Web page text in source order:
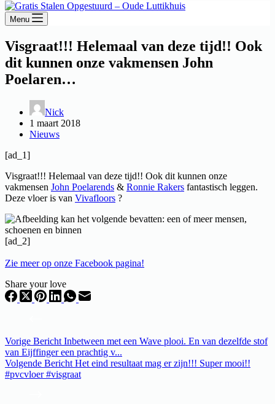
Menu
Visgraat!!! Helemaal van deze tijd!! Ook
dit kunnen onze vakmensen John
Poelaren…
Nick
1 maart 2018
Nieuws
[ad_1]
Visgraat!!! Helemaal van deze tijd!! Ook dit kunnen onze
vakmensen John Poelarends & Ronnie Rakers fantastisch leggen.
Deze vloer is van Vivafloors ?
[ad_2]
Zie meer op onze Facebook pagina!
Share your love
Vorige Bericht Inbetween met een Wave plooi. En van dezelfde stof
van Eijffinger een prachtig v...
Volgende Bericht Het eind resultaat mag er zijn!!! Super mooi!!
#pvcvloer #visgraat